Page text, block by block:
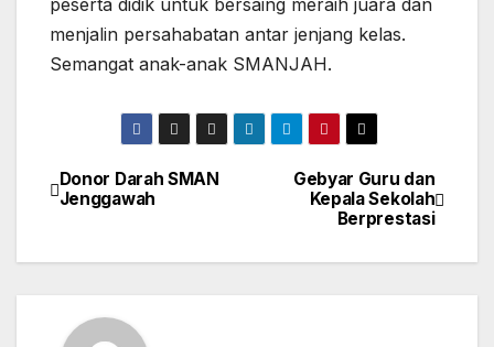
menjalin persahabatan antar jenjang kelas.
Semangat anak-anak SMANJAH.
Navigasi
Gebyar Guru dan
Kepala Sekolah
Berprestasi
Donor Darah SMAN
Jenggawah